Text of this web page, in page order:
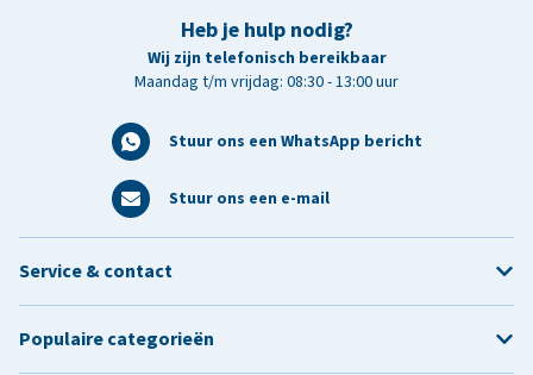
Heb je hulp nodig?
Wij zijn telefonisch bereikbaar
Maandag t/m vrijdag: 08:30 - 13:00 uur
Stuur ons een WhatsApp bericht
Stuur ons een e-mail
Service & contact
Populaire categorieën